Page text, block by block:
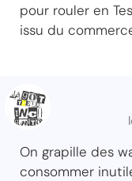
pour rouler en
issu du
On grapille des
consommer